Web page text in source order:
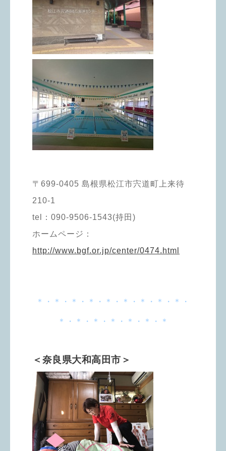
〒699-0405 島根県松江市宍道町上来待
210-1
tel：090-9506-1543(持田)
ホームページ：
http://www.bgf.or.jp/center/0474.html
＊・＊・＊・＊・＊・＊・＊・＊・＊・
＊・＊・＊・＊・＊・＊・＊
＜奈良県大和高田市＞